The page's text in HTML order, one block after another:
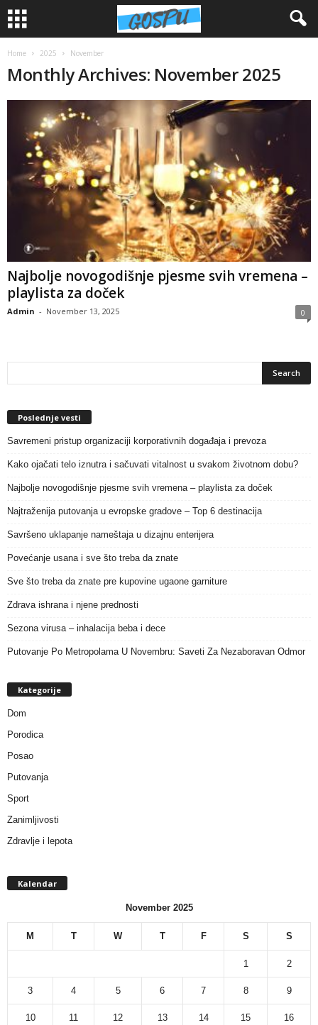
Home 2025 November
Monthly Archives: November 2025
Najbolje novogodišnje pjesme svih vremena –
playlista za doček
Admin - November 13, 2025 0
Poslednje vesti
Savremeni pristup organizaciji korporativnih događaja i prevoza
Kako ojačati telo iznutra i sačuvati vitalnost u svakom životnom dobu?
Najbolje novogodišnje pjesme svih vremena – playlista za doček
Najtraženija putovanja u evropske gradove – Top 6 destinacija
Savršeno uklapanje nameštaja u dizajnu enterijera
Povećanje usana i sve što treba da znate
Sve što treba da znate pre kupovine ugaone garniture
Zdrava ishrana i njene prednosti
Sezona virusa – inhalacija beba i dece
Putovanje Po Metropolama U Novembru: Saveti Za Nezaboravan Odmor
Kategorije
Dom
Porodica
Posao
Putovanja
Sport
Zanimljivosti
Zdravlje i lepota
Kalendar
November 2025
M T W T F S S
1 2
3 4 5 6 7 8 9
10 11 12 13 14 15 16